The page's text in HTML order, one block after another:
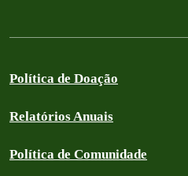
Política de Doação
Relatórios Anuais
Política de Comunidade